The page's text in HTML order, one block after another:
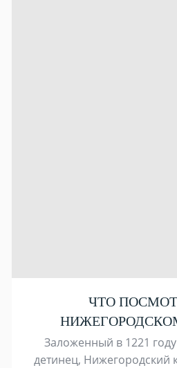
ЧТО
Заложенный в 1221
детинец, Нижегородский